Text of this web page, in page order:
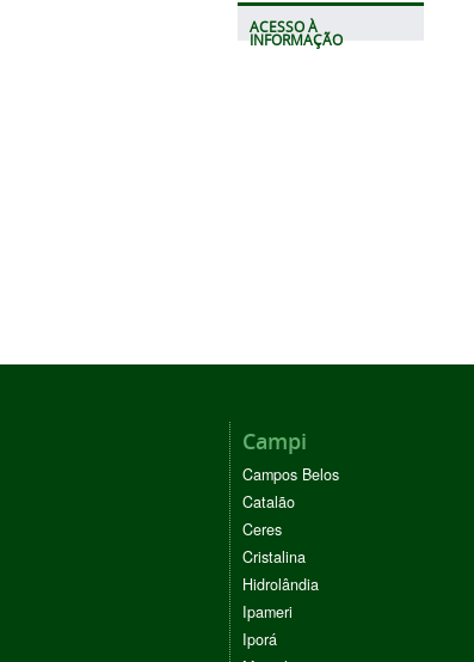
ACESSO À
INFORMAÇÃO
Campi
Campos Belos
Catalão
Ceres
Cristalina
Hidrolândia
Ipameri
Iporá